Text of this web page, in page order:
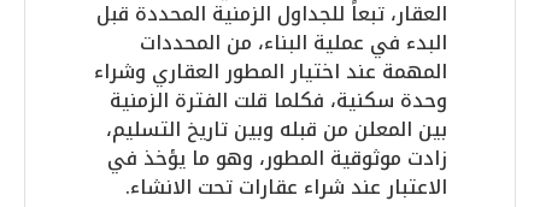
العقار، تبعاً للجداول الزمنية المحددة قبل
البدء في عملية البناء، من المحددات
المهمة عند اختيار المطور العقاري وشراء
وحدة سكنية، فكلما قلت الفترة الزمنية
بين المعلن من قبله وبين تاريخ التسليم،
زادت موثوقية المطور، وهو ما يؤخذ في
الاعتبار عند شراء عقارات تحت الانشاء.